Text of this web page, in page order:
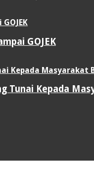
GOJEK
Tunai Kepada